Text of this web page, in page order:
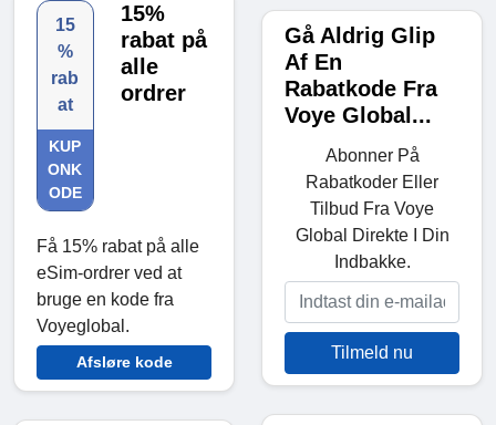
15
%
rab
at
KUP
ONK
ODE
15%
rabat på
alle
ordrer
Få 15% rabat på alle
eSim-ordrer ved at
bruge en kode fra
Voyeglobal.
Afsløre kode
Gå Aldrig Glip
Af En
Rabatkode Fra
Voye Global...
Abonner På
Rabatkoder Eller
Tilbud Fra Voye
Global Direkte I Din
Indbakke.
Tilmeld nu